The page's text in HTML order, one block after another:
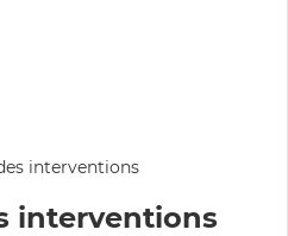
interventions